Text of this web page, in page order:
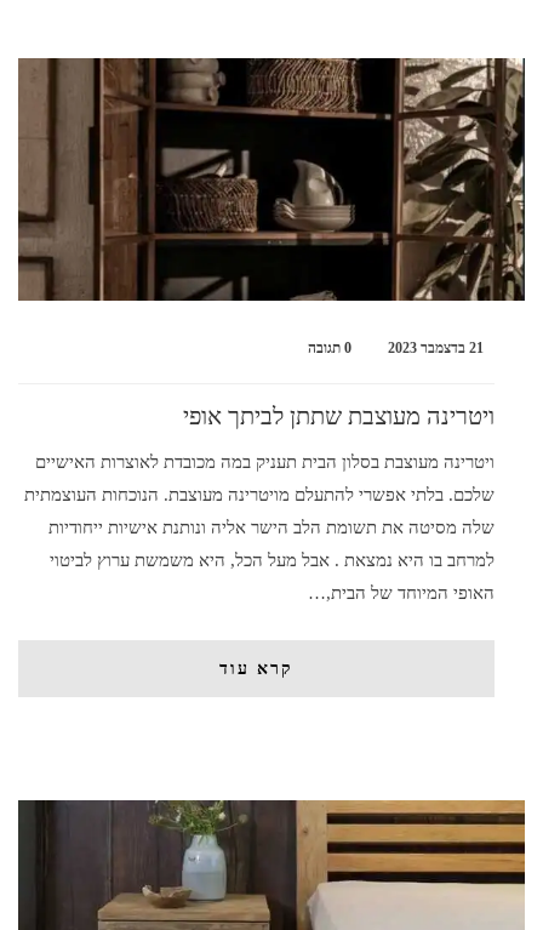
21 בדצמבר 2023 0 תגובה
ויטרינה מעוצבת שתתן לביתך אופי
ויטרינה מעוצבת בסלון הבית תעניק במה מכובדת לאוצרות האישיים
שלכם. בלתי אפשרי להתעלם מויטרינה מעוצבת. הנוכחות העוצמתית
שלה מסיטה את תשומת הלב הישר אליה ונותנת אישיות ייחודיות
למרחב בו היא נמצאת . אבל מעל הכל, היא משמשת ערוץ לביטוי
האופי המיוחד של הבית,…
קרא עוד